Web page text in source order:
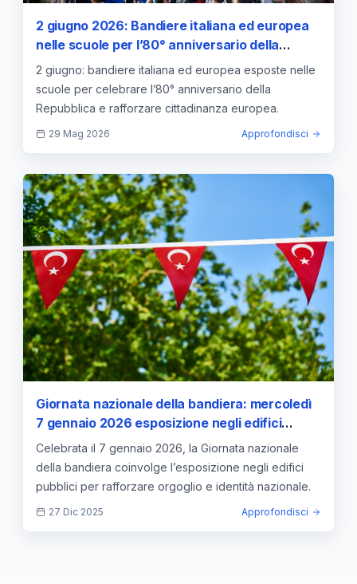
2 giugno 2026: Bandiere italiana ed europea
nelle scuole per l’80° anniversario della
Repubblica
2 giugno: bandiere italiana ed europea esposte nelle
scuole per celebrare l’80° anniversario della
Repubblica e rafforzare cittadinanza europea.
29 Mag 2026 Approfondisci
Giornata nazionale della bandiera: mercoledì
7 gennaio 2026 esposizione negli edifici
pubblici — approfondimento e guida
Celebrata il 7 gennaio 2026, la Giornata nazionale
della bandiera coinvolge l’esposizione negli edifici
pubblici per rafforzare orgoglio e identità nazionale.
27 Dic 2025 Approfondisci